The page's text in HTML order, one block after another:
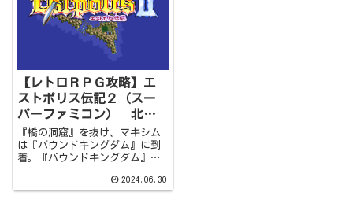
【レトロＲＰＧ攻略】エ
ストポリス伝記２（スー
パーファミコン） 北の
迷宮
『橋の洞窟』を抜け、マキシム
は『バウンドキングダム』に到
着。『バウンドキングダム』で
トを経た後は、『北の迷宮』に
2024.06.30